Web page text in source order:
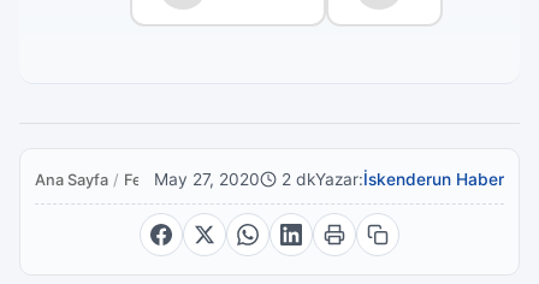
Ana Sayfa / FeaturedMay 27, 2020 2 dkYazar:İskenderun Haber